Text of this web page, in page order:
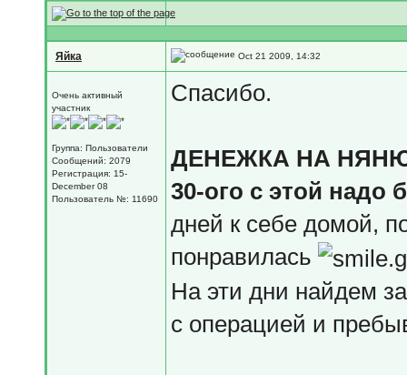
Яйка Oct 21 2009, 14:32
Очень активный
участник
Группа: Пользователи
Сообщений: 2079
Регистрация: 15-
December 08
Пользователь №: 11690
Спасибо.
ДЕНЕЖКА НА
30-ого с этой надо
дней к себе домой,
понравилась
На эти дни найдем
с операцией и